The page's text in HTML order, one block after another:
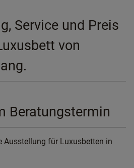
Service und Preis
von
Beratungstermin
Ausstellung für Luxusbetten in